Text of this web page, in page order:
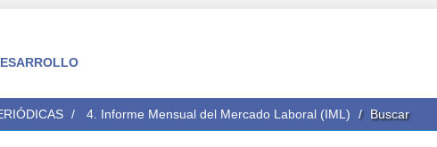
4. Informe Mensual del Mercado Laboral (IML) Buscar